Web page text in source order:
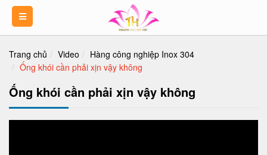
Trang chủ Video
Hàng công nghiệp Inox 304
Ống khói cần phải xịn vậy không
Ống khói cần phải xịn vậy không